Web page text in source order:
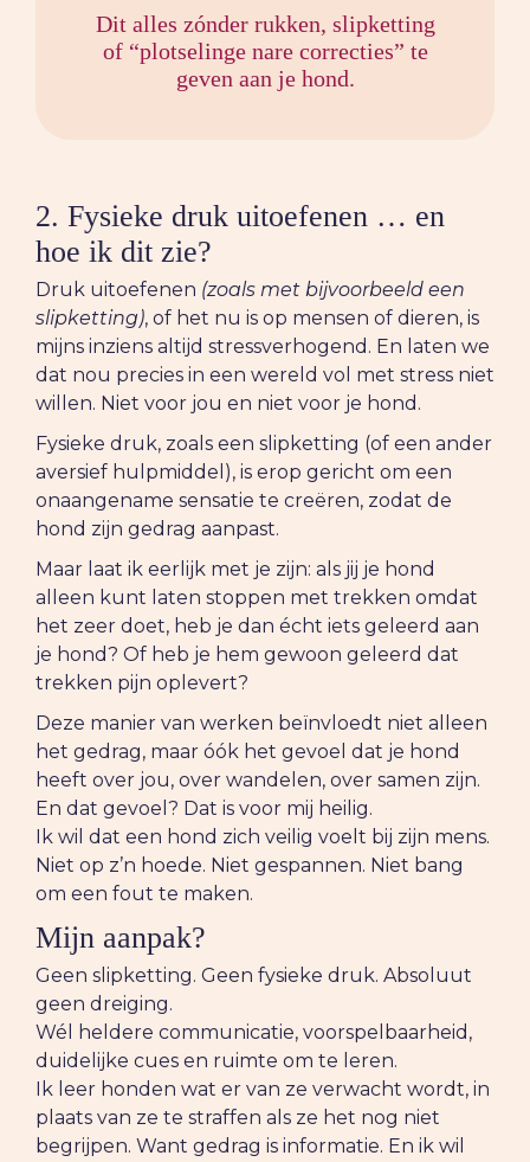
Dit alles zónder rukken, slipketting
of “plotselinge nare correcties” te
geven aan je hond.
2. Fysieke druk uitoefenen … en
hoe ik dit zie?
Druk uitoefenen (zoals met bijvoorbeeld een
slipketting), of het nu is op mensen of dieren, is
mijns inziens altijd stressverhogend. En laten we
dat nou precies in een wereld vol met stress niet
willen. Niet voor jou en niet voor je hond.
Fysieke druk, zoals een slipketting (of een ander
aversief hulpmiddel), is erop gericht om een
onaangename sensatie te creëren, zodat de
hond zijn gedrag aanpast.
Maar laat ik eerlijk met je zijn: als jij je hond
alleen kunt laten stoppen met trekken omdat
het zeer doet, heb je dan écht iets geleerd aan
je hond? Of heb je hem gewoon geleerd dat
trekken pijn oplevert?
Deze manier van werken beïnvloedt niet alleen
het gedrag, maar óók het gevoel dat je hond
heeft over jou, over wandelen, over samen zijn.
En dat gevoel? Dat is voor mij heilig.
Ik wil dat een hond zich veilig voelt bij zijn mens.
Niet op z’n hoede. Niet gespannen. Niet bang
om een fout te maken.
Mijn aanpak?
Geen slipketting. Geen fysieke druk. Absoluut
geen dreiging.
Wél heldere communicatie, voorspelbaarheid,
duidelijke cues en ruimte om te leren.
Ik leer honden wat er van ze verwacht wordt, in
plaats van ze te straffen als ze het nog niet
begrijpen. Want gedrag is informatie. En ik wil